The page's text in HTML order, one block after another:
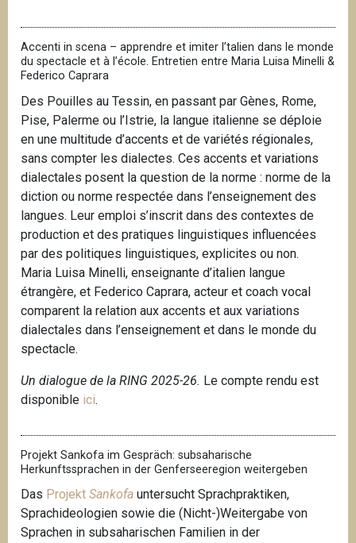
Accenti in scena – apprendre et imiter l’talien dans le monde
du spectacle et à l’école. Entretien entre Maria Luisa Minelli &
Federico Caprara
Des Pouilles au Tessin, en passant par Gènes, Rome,
Pise, Palerme ou l’Istrie, la langue italienne se déploie
en une multitude d’accents et de variétés régionales,
sans compter les dialectes. Ces accents et variations
dialectales posent la question de la norme : norme de la
diction ou norme respectée dans l’enseignement des
langues. Leur emploi s’inscrit dans des contextes de
production et des pratiques linguistiques influencées
par des politiques linguistiques, explicites ou non.
Maria Luisa Minelli, enseignante d’italien langue
étrangère, et Federico Caprara, acteur et coach vocal
comparent la relation aux accents et aux variations
dialectales dans l’enseignement et dans le monde du
spectacle.
Un dialogue de la RING 2025-26. Le compte rendu est
disponible ici.
Projekt Sankofa im Gespräch: subsaharische
Herkunftssprachen in der Genferseeregion weitergeben
Das Projekt Sankofa untersucht Sprachpraktiken,
Sprachideologien sowie die (Nicht-)Weitergabe von
Sprachen in subsaharischen Familien in der